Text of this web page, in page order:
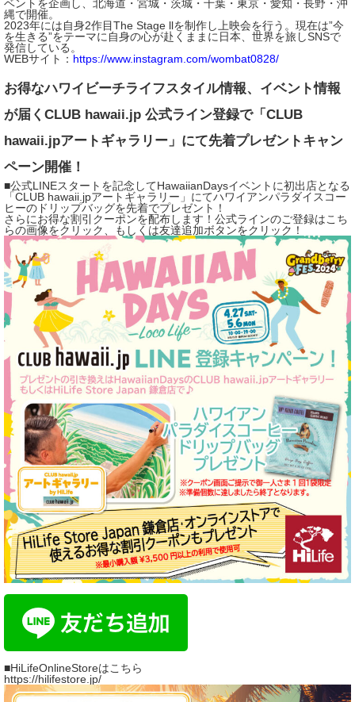
ベントを企画し、北海道・宮城・茨城・千葉・東京・愛知・長野・沖
縄で開催。
2023年には自身2作目The Stage llを制作し上映会を行う。現在は”今
を生きる”をテーマに自身の心が赴くままに日本、世界を旅しSNSで
発信している。
WEBサイト： https://www.instagram.com/wombat0828/
お得なハワイビーチライフスタイル情報、イベント情報
が届くCLUB hawaii.jp 公式ライン登録で「CLUB
hawaii.jpアートギャラリー」にて先着プレゼントキャン
ペーン開催！
■公式LINEスタートを記念してHawaiianDaysイベントに初出店となる
「CLUB hawaii.jpアートギャラリー」にてハワイアンパラダイスコー
ヒーのドリップバッグを先着でプレゼント！
さらにお得な割引クーポンを配布します！公式ラインのご登録はこち
らの画像をクリック、もしくは友達追加ボタンをクリック！
■HiLifeOnlineStoreはこちら
https://hilifestore.jp/